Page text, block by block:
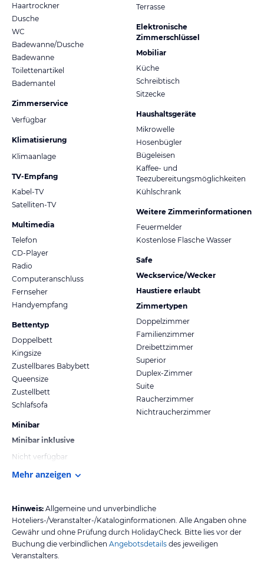
Haartrockner
Dusche
WC
Badewanne/Dusche
Badewanne
Toilettenartikel
Bademantel
Zimmerservice
Verfügbar
Klimatisierung
Klimaanlage
TV-Empfang
Kabel-TV
Satelliten-TV
Multimedia
Telefon
CD-Player
Radio
Computeranschluss
Fernseher
Handyempfang
Bettentyp
Doppelbett
Kingsize
Zustellbares Babybett
Queensize
Zustellbett
Schlafsofa
Minibar
Minibar inklusive
Nicht verfügbar
Terrasse
Elektronische
Zimmerschlüssel
Mobiliar
Küche
Schreibtisch
Sitzecke
Haushaltsgeräte
Mikrowelle
Hosenbügler
Bügeleisen
Kaffee- und
Teezubereitungsmöglichkeiten
Kühlschrank
Weitere Zimmerinformationen
Feuermelder
Kostenlose Flasche Wasser
Safe
Weckservice/Wecker
Haustiere erlaubt
Zimmertypen
Doppelzimmer
Familienzimmer
Dreibettzimmer
Superior
Duplex-Zimmer
Suite
Raucherzimmer
Nichtraucherzimmer
Mehr anzeigen
Hinweis: Allgemeine und unverbindliche
Hoteliers-/Veranstalter-/Kataloginformationen. Alle Angaben ohne
Gewähr und ohne Prüfung durch HolidayCheck. Bitte lies vor der
Buchung die verbindlichen Angebotsdetails des jeweiligen
Veranstalters.